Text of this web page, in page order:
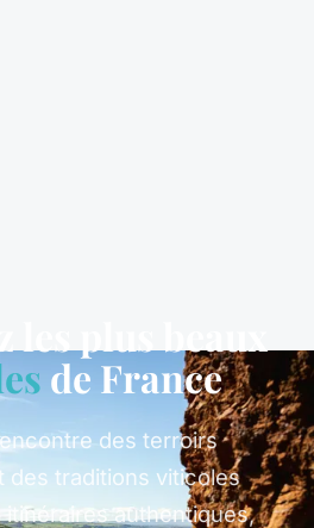
de France
des terroirs
des traditions viticoles
authentiques,